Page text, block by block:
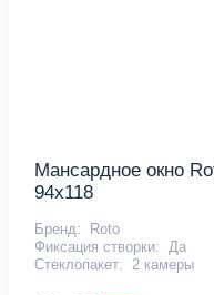
Мансардное окно
94x118
Бренд:
Roto
Фиксация створки: Да
Стеклопакет: 2 камеры